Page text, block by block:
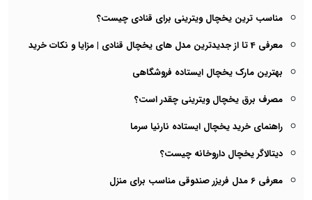
مناسب ترین یخچال ویترینی برای قنادی چیست؟
معرفی 4 تا از جدیدترین مدل های یخچال قنادی | مزایا و نکات خرید
بهترین مارک یخچال ایستاده فروشگاهی
مصرف برق یخچال ویترینی چقدر است؟
راهنمای خرید یخچال ایستاده نارنیا سرما
دیتالاگر یخچال داروخانه چیست؟
معرفی 6 مدل فریزر صندوقی مناسب برای منزل